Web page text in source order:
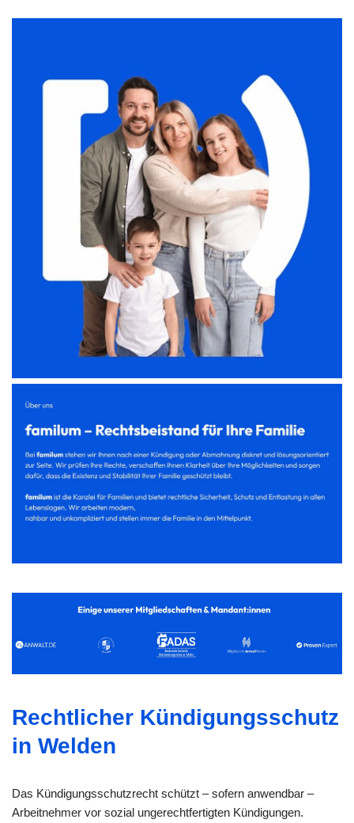
Rechtlicher Kündigungsschutz
in Welden
Das Kündigungsschutzrecht schützt – sofern anwendbar –
Arbeitnehmer vor sozial ungerechtfertigten Kündigungen.